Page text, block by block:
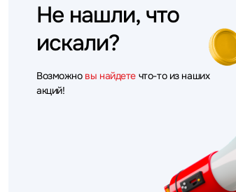
Не нашли, что
искали?
Возможно вы найдете что-то из наших
акций!